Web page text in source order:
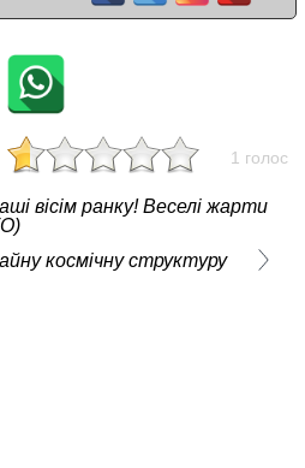
1 голос
вісім ранку! Веселі жарти
космічну структуру